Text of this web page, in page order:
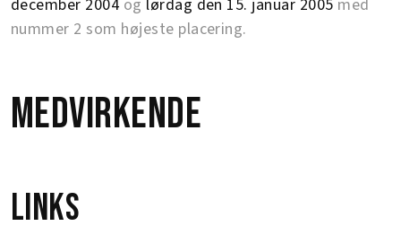
december 2004 og lørdag den 15. januar 2005 med
nummer 2 som højeste placering.
Medvirkende
Links